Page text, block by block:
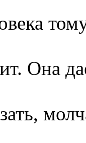
Она